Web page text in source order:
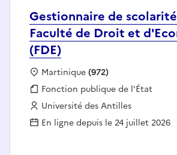
Gestionnaire de
Faculté de Droit et
(FDE)
Localisation :
Martinique(972)
Fonction publique :
Fonction publique de l'État
Employeur :
Université des Antilles
En ligne depuis le 24 juillet 2026